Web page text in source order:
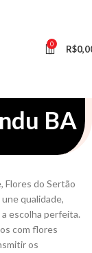
0 R$
BA
qualidade,
escolha perfeita.
com flores
os